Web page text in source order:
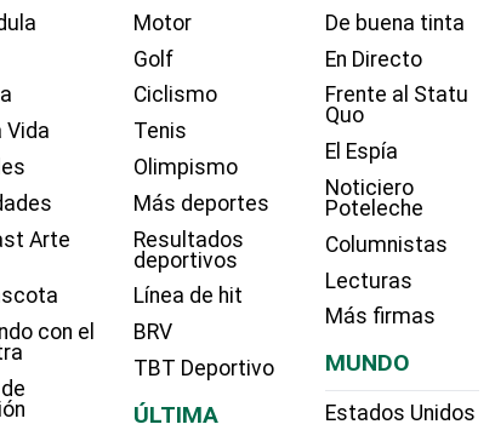
Vida
Arte
con el
Motor
Golf
Ciclismo
Tenis
Olimpismo
Más deportes
Resultados
deportivos
Línea de hit
BRV
TBT Deportivo
ÚLTIMA
De buena tinta
En Directo
Frente al Statu
Quo
El Espía
Noticiero
Poteleche
Columnistas
Lecturas
Más firmas
MUNDO
Estados Unidos